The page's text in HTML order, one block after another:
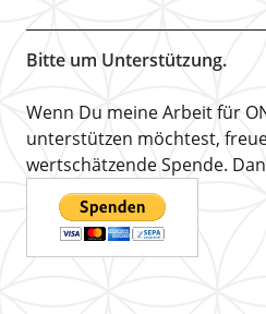
Bitte um Unterstützung.
Wenn Du meine Arbeit für
unterstützen möchtest,
wertschätzende Spende.